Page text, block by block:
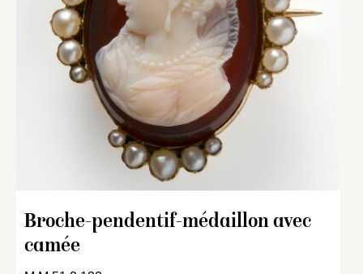
Broche-pendentif-médaillon avec
camée